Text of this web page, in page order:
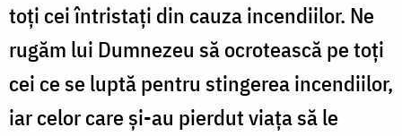
toți cei întristați din cauza incendiilor. Ne
rugăm lui Dumnezeu să ocrotească pe toți
cei ce se luptă pentru stingerea incendiilor,
iar celor care și-au pierdut viața să le